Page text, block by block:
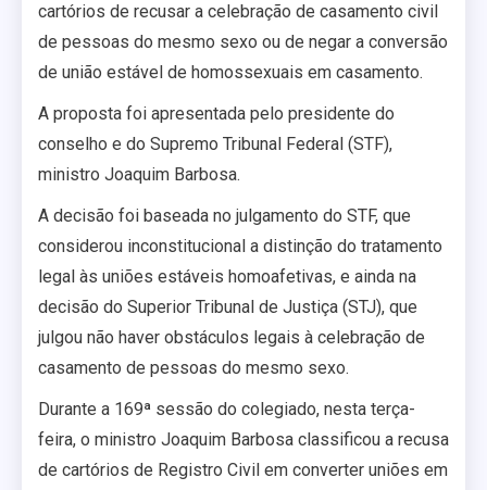
cartórios de recusar a celebração de casamento civil
de pessoas do mesmo sexo ou de negar a conversão
de união estável de homossexuais em casamento.
A proposta foi apresentada pelo presidente do
conselho e do Supremo Tribunal Federal (STF),
ministro Joaquim Barbosa.
A decisão foi baseada no julgamento do STF, que
considerou inconstitucional a distinção do tratamento
legal às uniões estáveis homoafetivas, e ainda na
decisão do Superior Tribunal de Justiça (STJ), que
julgou não haver obstáculos legais à celebração de
casamento de pessoas do mesmo sexo.
Durante a 169ª sessão do colegiado, nesta terça-
feira, o ministro Joaquim Barbosa classificou a recusa
de cartórios de Registro Civil em converter uniões em